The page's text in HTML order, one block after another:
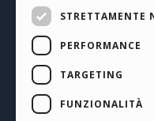
Guide
Siti
STRETTAMENTE
PERFORMANCE
TARGETING
FUNZIONALITÀ